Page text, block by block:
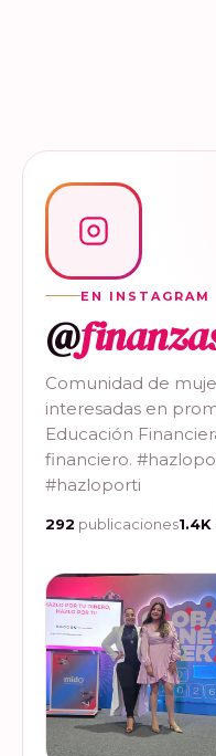
EN INSTAGRAM
@
Comunidad de
interesadas en
Educación
financiero.
#hazloporti
292 publicaciones1.4K